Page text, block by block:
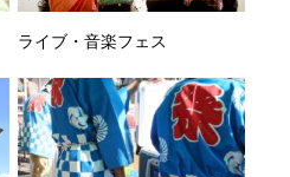
ライブ・音楽フェス